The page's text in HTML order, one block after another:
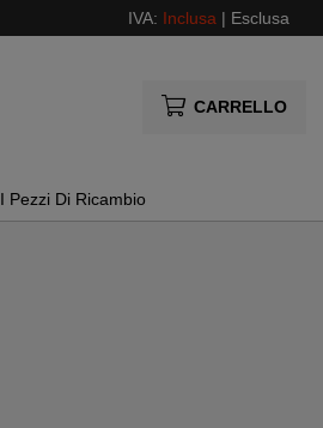
IVA: Inclusa | Esclusa
CARRELLO
I Pezzi Di Ricambio